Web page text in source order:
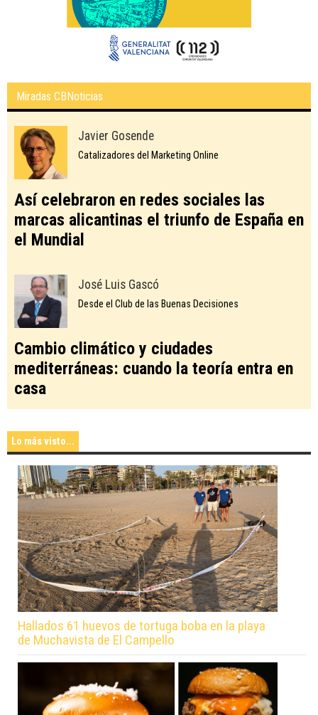
Miradas CBNoticias
Javier Gosende
Catalizadores del Marketing Online
Así celebraron en redes sociales las
marcas alicantinas el triunfo de España en
el Mundial
José Luis Gascó
Desde el Club de las Buenas Decisiones
Cambio climático y ciudades
mediterráneas: cuando la teoría entra en
casa
Lo más visto...
Hallados 61 huevos de tortuga boba en la playa
de Muchavista de El Campello